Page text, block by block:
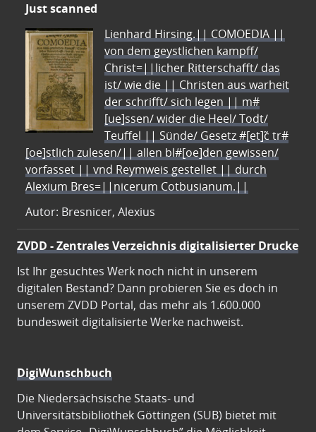
Just scanned
Lienhard Hirsing.|| COMOEDIA ||
von dem geystlichen kampff/
Christ=||licher Ritterschafft/ das
ist/ wie die || Christen aus warheit
der schrifft/ sich legen || m#
[ue]ssen/ wider die Heel/ Todt/
Teuffel || Sünde/ Gesetz #[et]c̃ tr#
[oe]stlich zulesen/|| allen bl#[oe]den gewissen/
vorfasset || vnd Reymweis gestellet || durch
Alexium Bres=||nicerum Cotbusianum.||
Autor: Bresnicer, Alexius
ZVDD - Zentrales Verzeichnis digitalisierter Drucke
Ist Ihr gesuchtes Werk noch nicht in unserem
digitalen Bestand? Dann probieren Sie es doch in
unserem ZVDD Portal, das mehr als 1.600.000
bundesweit digitalisierte Werke nachweist.
DigiWunschbuch
Die Niedersächsische Staats- und
Universitätsbibliothek Göttingen (SUB) bietet mit